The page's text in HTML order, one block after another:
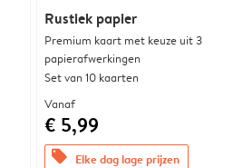
Rustiek papier
Premium kaart met keuze uit 3
papierafwerkingen
Set van 10 kaarten
Vanaf
€ 5,99
offers Elke dag lage prijzen